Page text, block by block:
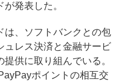
発表した。
は、ソフトバンクとの包
ュレス決済と金融サービ
供に取り組んでいる。
ポイントの相互交